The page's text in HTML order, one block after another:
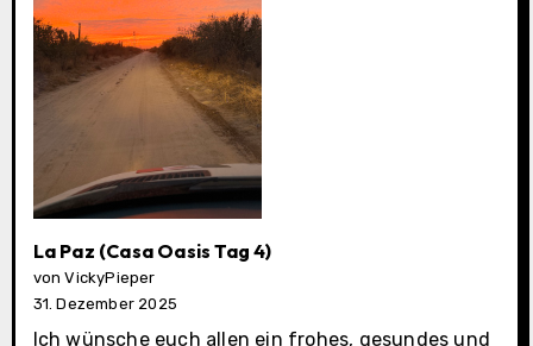
La Paz (Casa Oasis Tag 4)
von VickyPieper
31. Dezember 2025
Ich wünsche euch allen ein frohes, gesundes und